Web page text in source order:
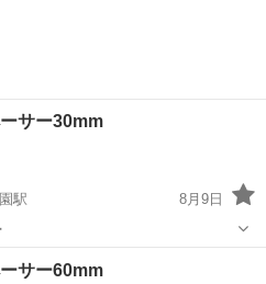
サー30mm
駅
8月9日
その他
サー60mm